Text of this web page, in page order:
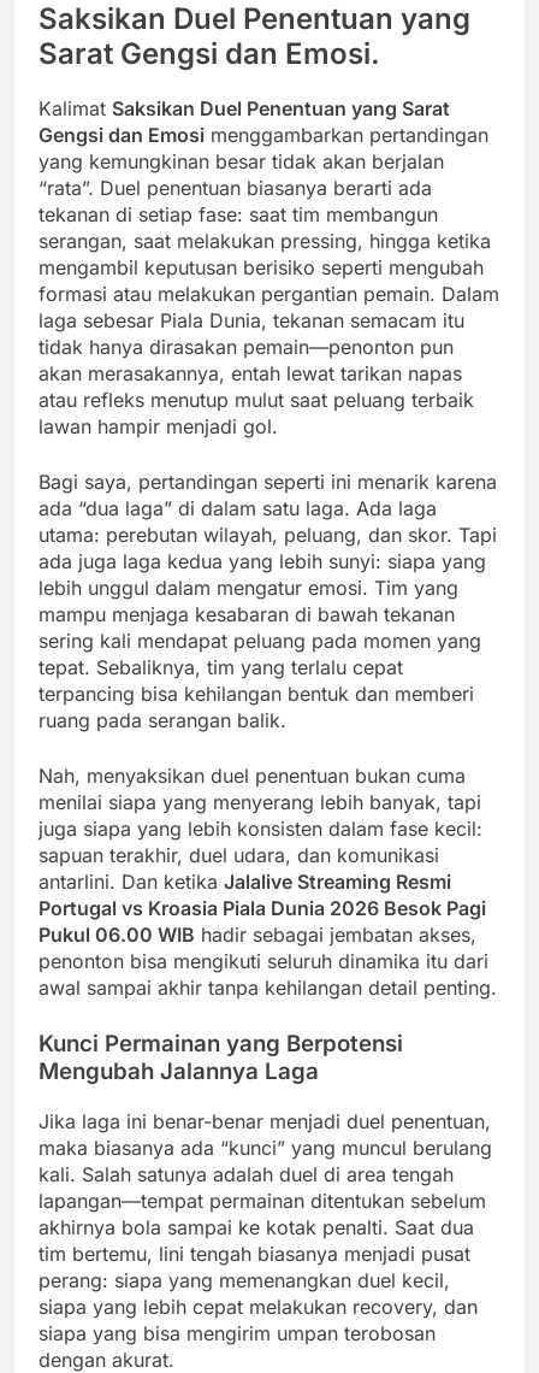
Saksikan Duel Penentuan yang
Sarat Gengsi dan Emosi.
Kalimat Saksikan Duel Penentuan yang Sarat
Gengsi dan Emosi menggambarkan pertandingan
yang kemungkinan besar tidak akan berjalan
“rata”. Duel penentuan biasanya berarti ada
tekanan di setiap fase: saat tim membangun
serangan, saat melakukan pressing, hingga ketika
mengambil keputusan berisiko seperti mengubah
formasi atau melakukan pergantian pemain. Dalam
laga sebesar Piala Dunia, tekanan semacam itu
tidak hanya dirasakan pemain—penonton pun
akan merasakannya, entah lewat tarikan napas
atau refleks menutup mulut saat peluang terbaik
lawan hampir menjadi gol.
Bagi saya, pertandingan seperti ini menarik karena
ada “dua laga” di dalam satu laga. Ada laga
utama: perebutan wilayah, peluang, dan skor. Tapi
ada juga laga kedua yang lebih sunyi: siapa yang
lebih unggul dalam mengatur emosi. Tim yang
mampu menjaga kesabaran di bawah tekanan
sering kali mendapat peluang pada momen yang
tepat. Sebaliknya, tim yang terlalu cepat
terpancing bisa kehilangan bentuk dan memberi
ruang pada serangan balik.
Nah, menyaksikan duel penentuan bukan cuma
menilai siapa yang menyerang lebih banyak, tapi
juga siapa yang lebih konsisten dalam fase kecil:
sapuan terakhir, duel udara, dan komunikasi
antarlini. Dan ketika Jalalive Streaming Resmi
Portugal vs Kroasia Piala Dunia 2026 Besok Pagi
Pukul 06.00 WIB hadir sebagai jembatan akses,
penonton bisa mengikuti seluruh dinamika itu dari
awal sampai akhir tanpa kehilangan detail penting.
Kunci Permainan yang Berpotensi
Mengubah Jalannya Laga
Jika laga ini benar-benar menjadi duel penentuan,
maka biasanya ada “kunci” yang muncul berulang
kali. Salah satunya adalah duel di area tengah
lapangan—tempat permainan ditentukan sebelum
akhirnya bola sampai ke kotak penalti. Saat dua
tim bertemu, lini tengah biasanya menjadi pusat
perang: siapa yang memenangkan duel kecil,
siapa yang lebih cepat melakukan recovery, dan
siapa yang bisa mengirim umpan terobosan
dengan akurat.